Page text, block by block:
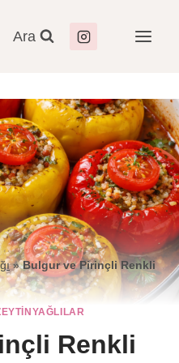
Ara
»Bulgur ve Pirinçli Renkli
Renkli